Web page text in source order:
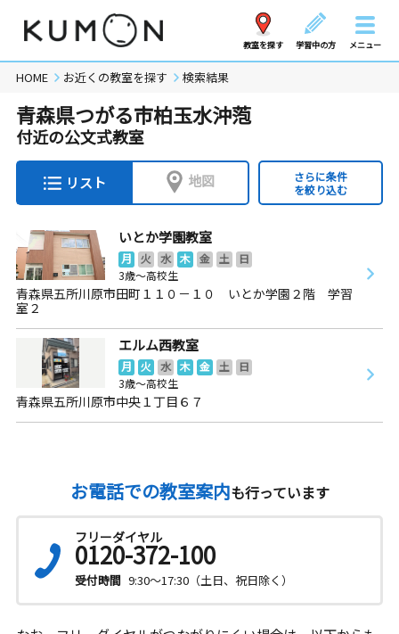
教室を探す 学習中の方 メニュー
HOME お近くの教室を探す 検索結果
青森県つがる市柏玉水沖萢
付近の公文式教室
リスト 地図
さらに条件
を絞り込む
いとか学園教室
月 火 水 木 金 土
日
3歳～高校生
青森県五所川原市田町１１０－１０ いとか学園２階 学習
室２
エルム西教室
月 火 水 木 金 土
日
3歳～高校生
青森県五所川原市中央１丁目６７
お電話での教室案内も行っています
フリーダイヤル
0120-372-100
受付時間 9:30～17:30（土日、祝日除く）